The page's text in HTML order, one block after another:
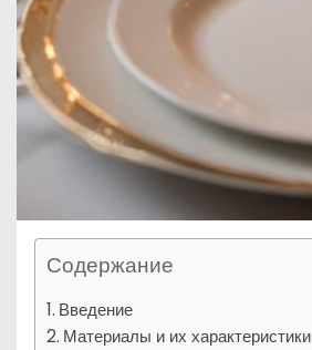
Содержание
Введение
Материалы и их характеристики